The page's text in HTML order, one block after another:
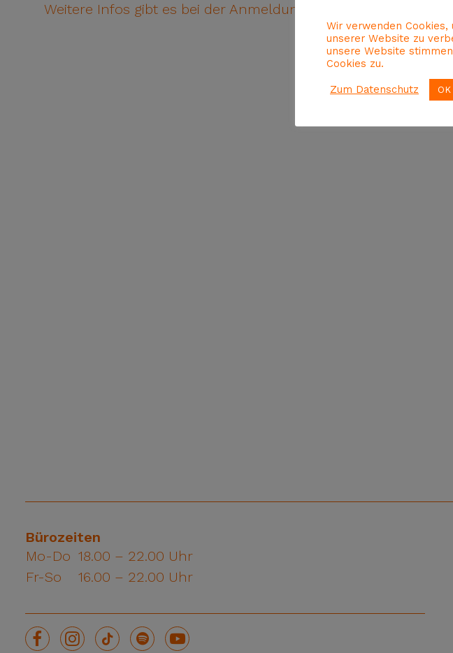
Weitere Infos gibt es bei der Anmeldung.
Bürozeiten
Mo-Do
Fr-So
18.00 – 22.00 Uhr
16.00 – 22.00 Uhr
Wir verwenden
unserer Website zu
unsere Website
Cookies zu.
Zum Datenschutz OK